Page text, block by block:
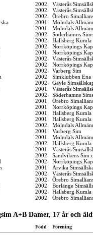
2002
Västerås
2002
Västerås
2002
Örebro
2001
Mölndals
2001
Mölndals
2002
Söderhamns
2002
Hallsberg
2002
Norrköpings
2001
Norrköpings
2002
Västerås
2002
Norrköpings
2002
Varberg Sim
2002
Simklubben Ena
2002
Gävle
2001
Västerås
2002
Söderhamns
2001
Örebro
2001
Norrköpings
2001
Hallsberg
2001
Hallsberg
2002
Mölndals
2001
Varberg Sim
2001
Mölndals
2002
Hallsberg
2001
Västerås
2002
Sandvikens Sim
2002
Norrköpings
2001
Arvika
2002
Västerås
2002
Örebro
2002
Borlänge
2002
Hallsberg
2002 Örebro
A+B Damer, 17 år och
Född Förening